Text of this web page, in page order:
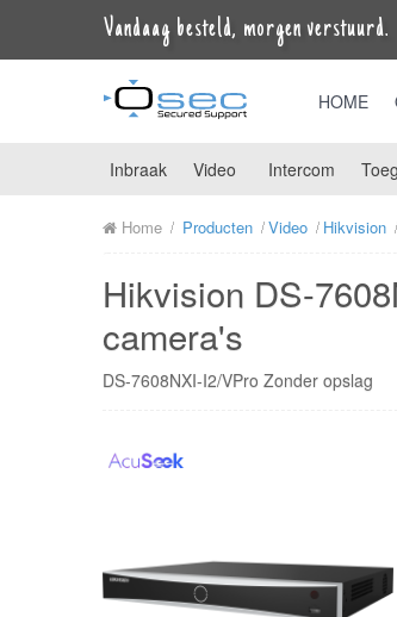
Vandaag besteld, morgen verstuurd.
HOME
Inbraak Video Intercom
Home Producten Video Hikvision
Hikvision DS-
camera's
DS-7608NXI-I2/VPro Zonder opslag